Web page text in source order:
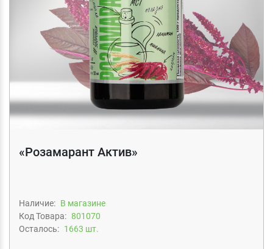
«Розамарант Актив»
Наличие: В магазине
Код Товара: 801070
Осталось: 1663 шт.